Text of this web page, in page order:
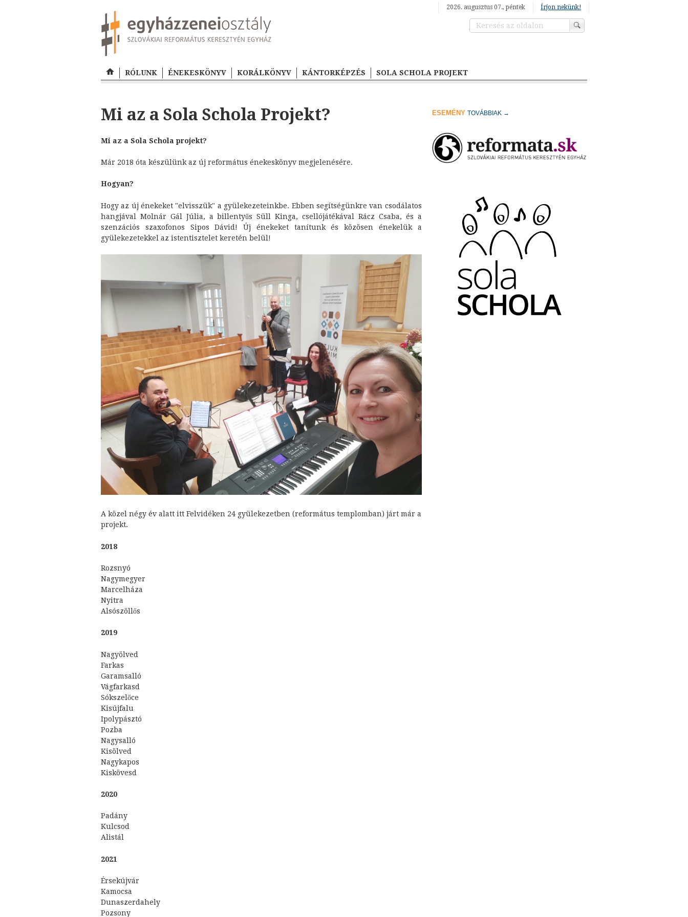
2026. augusztus 07., péntek Írjon nekünk!
RÓLUNK ÉNEKESKÖNYV KORÁLKÖNYV KÁNTORKÉPZÉS SOLA SCHOLA PROJEKT
Mi az a Sola Schola Projekt?
Mi az a Sola Schola projekt?
Már 2018 óta készülünk az új református énekeskönyv megjelenésére.
Hogyan?
Hogy az új énekeket "elvisszük" a gyülekezeteinkbe. Ebben segítségünkre van csodálatos
hangjával Molnár Gál Júlia, a billentyűs Süll Kinga, csellójátékával Rácz Csaba, és a
szenzációs szaxofonos Sipos Dávid! Új énekeket tanítunk és közösen énekelük a
gyülekezetekkel az istentisztelet keretén belül!
A közel négy év alatt itt Felvidéken 24 gyülekezetben (református templomban) járt már a
projekt.
2018
Rozsnyó
Nagymegyer
Marcelháza
Nyitra
Alsószöllős
2019
Nagyölved
Farkas
Garamsalló
Vágfarkasd
Sókszelőce
Kisújfalu
Ipolypásztó
Pozba
Nagysalló
Kisölved
Nagykapos
Kiskövesd
2020
Padány
Kulcsod
Alistál
2021
Érsekújvár
Kamocsa
Dunaszerdahely
Pozsony
ESEMÉNY TOVÁBBIAK →